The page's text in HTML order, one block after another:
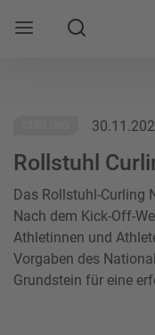
Mobile Navigation
Suche
Rollstuhl
Das Rollstuhl-Curling
Nach dem Kick-Off-
Athletinnen und
Vorgaben des
Grundstein für eine